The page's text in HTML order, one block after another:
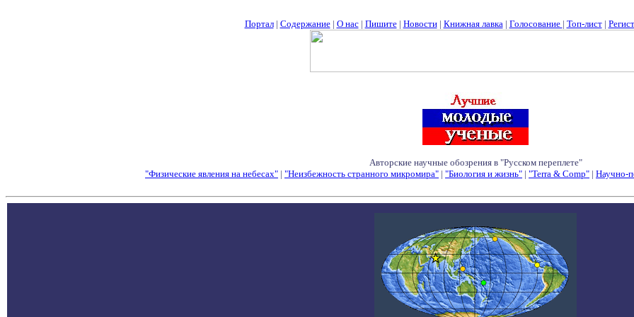
Портал| Содержание| О нас| Пишите| Новости| Книжная лавка| Голосование | Топ-лист|
Авторские научные обозрения в "Русском переплете"
"Физические явления на небесах" | "Неизбежность странного микромира" | "Биология и жизнь" | "Terra & Comp" | Научно-